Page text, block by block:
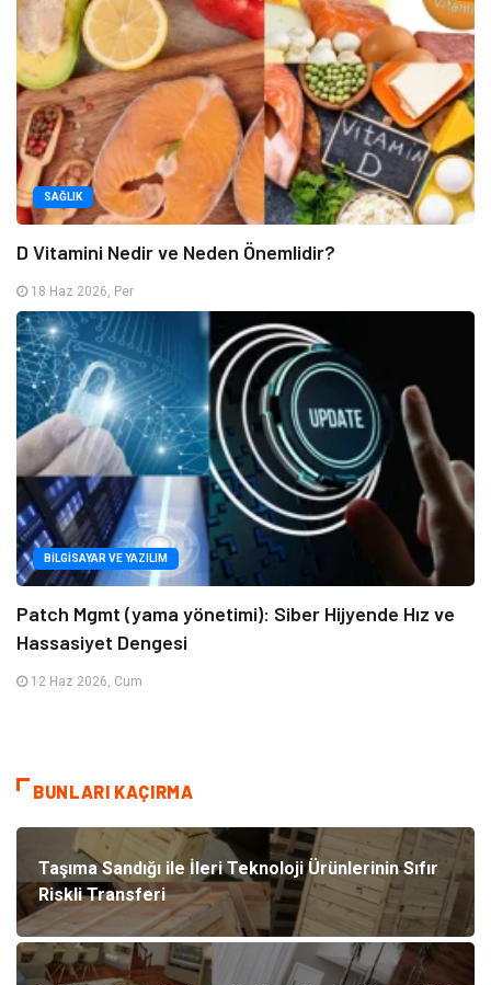
SAĞLIK
D Vitamini Nedir ve Neden Önemlidir?
18 Haz 2026, Per
BILGISAYAR VE YAZILIM
Patch Mgmt (yama yönetimi): Siber Hijyende Hız ve
Hassasiyet Dengesi
12 Haz 2026, Cum
BUNLARI KAÇIRMA
Taşıma Sandığı ile İleri Teknoloji Ürünlerinin Sıfır
Riskli Transferi